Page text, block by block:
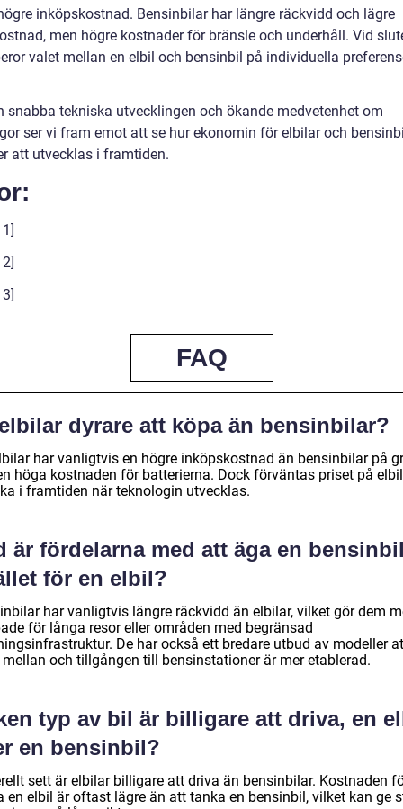
inköpskostnad. Bensinbilar har längre räckvidd och lägre
men högre kostnader för bränsle och underhåll. Vid
valet mellan en elbil och bensinbil på individuella
snabba tekniska utvecklingen och ökande medvetenhet om
ser vi fram emot att se hur ekonomin för elbilar och
att utvecklas i framtiden.
FAQ
dyrare att köpa än bensinbilar?
har vanligtvis en högre inköpskostnad än bensinbilar på
höga kostnaden för batterierna. Dock förväntas priset på
i framtiden när teknologin utvecklas.
är fördelarna med att äga en
för en elbil?
har vanligtvis längre räckvidd än elbilar, vilket gör dem
för långa resor eller områden med begränsad
De har också ett bredare utbud av modeller
och tillgången till bensinstationer är mer etablerad.
typ av bil är billigare att driva, en
en bensinbil?
sett är elbilar billigare att driva än bensinbilar. Kostnaden
en elbil är oftast lägre än att tanka en bensinbil, vilket kan ge